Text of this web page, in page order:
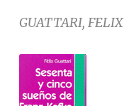
GUATTARI, FELIX